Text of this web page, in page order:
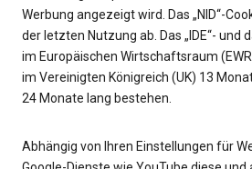
Werbung angezeigt wird. Das „NID“-
der letzten Nutzung ab. Das „IDE“- und
im Europäischen Wirtschaftsraum
im Vereinigten Königreich (UK) 13
24 Monate lang bestehen.
Abhängig von Ihren Einstellungen für